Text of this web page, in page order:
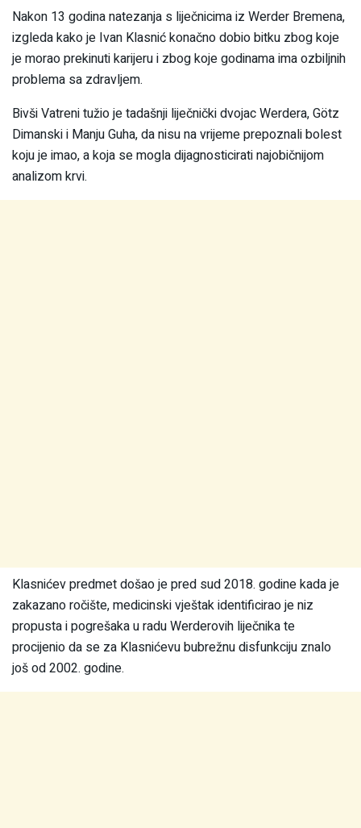
Nakon 13 godina natezanja s liječnicima iz Werder Bremena,
izgleda kako je Ivan Klasnić konačno dobio bitku zbog koje
je morao prekinuti karijeru i zbog koje godinama ima ozbiljnih
problema sa zdravljem.
Bivši Vatreni tužio je tadašnji liječnički dvojac Werdera, Götz
Dimanski i Manju Guha, da nisu na vrijeme prepoznali bolest
koju je imao, a koja se mogla dijagnosticirati najobičnijom
analizom krvi.
Klasnićev predmet došao je pred sud 2018. godine kada je
zakazano ročište, medicinski vještak identificirao je niz
propusta i pogrešaka u radu Werderovih liječnika te
procijenio da se za Klasnićevu bubrežnu disfunkciju znalo
još od 2002. godine.